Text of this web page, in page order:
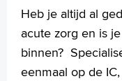
Heb je altijd al
acute zorg en is
binnen?
eenmaal op de